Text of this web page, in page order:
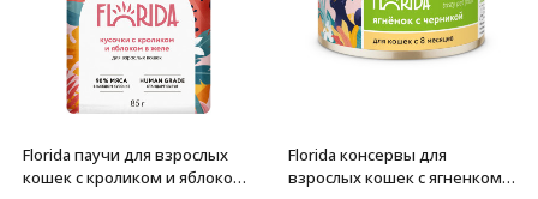
Florida паучи для взрослых
кошек с кроликом и яблоком
Florida консервы для
взрослых кошек с ягненком и